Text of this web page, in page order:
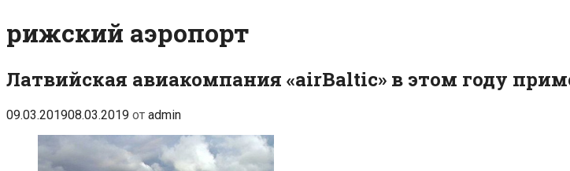
рижский аэропорт
Латвийская авиакомпания «airBaltic» в этом году
09.03.201908.03.2019 от admin